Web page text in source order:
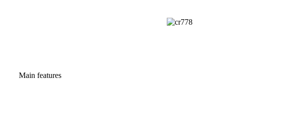
Main features